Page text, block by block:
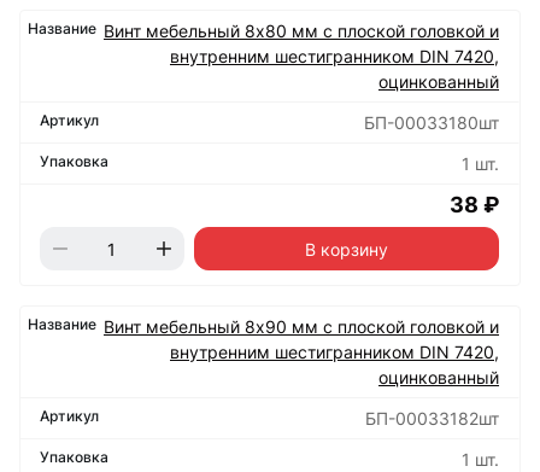
Винт мебельный 8х80 мм с плоской головкой и
внутренним шестигранником DIN 7420,
оцинкованный
БП-00033180шт
1 шт.
38 ₽
В корзину
Винт мебельный 8х90 мм с плоской головкой и
внутренним шестигранником DIN 7420,
оцинкованный
БП-00033182шт
1 шт.